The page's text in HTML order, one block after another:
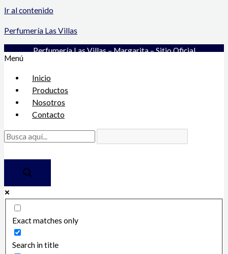
Ir al contenido
Perfumería Las Villas
Perfumería Las Villas – Margarita – Sitio Oficial
Menú
Inicio
Productos
Nosotros
Contacto
Exact matches only
Search in title